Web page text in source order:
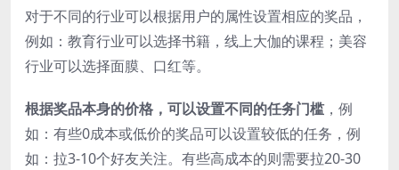
对于不同的行业可以根据用户的属性设置相应的奖品，
例如：教育行业可以选择书籍，线上大伽的课程；美容
行业可以选择面膜、口红等。
根据奖品本身的价格，可以设置不同的任务门槛 ，例
如：有些0成本或低价的奖品可以设置较低的任务，例
如：拉3-10个好友关注。有些高成本的则需要拉20-30